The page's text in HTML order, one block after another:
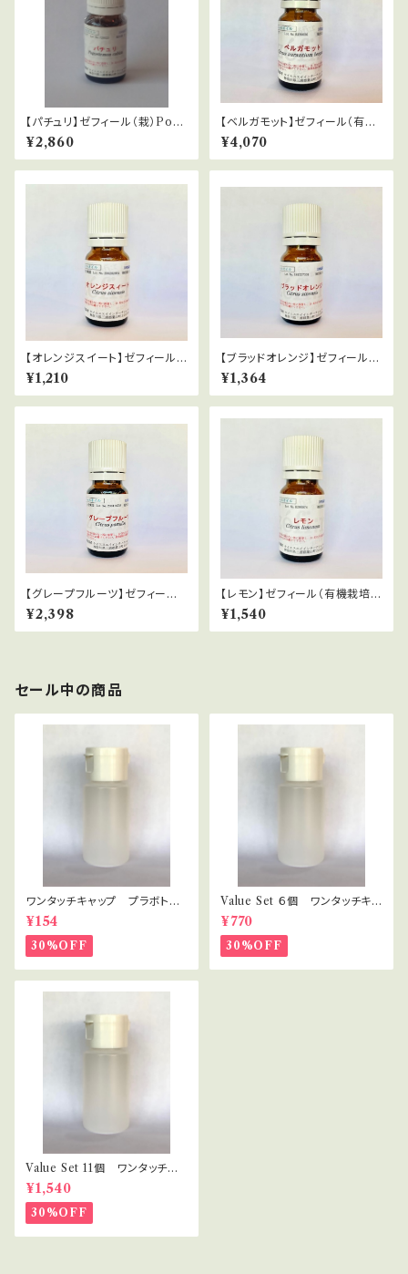
【パチュリ】ゼフィール（栽）Pog
ostemon coblin
¥2,860
【ベルガモット】ゼフィール（有機
栽培）citrus aurantum berga
mia
¥4,070
【オレンジスイート】ゼフィール
（有機栽培）Citrus sinensis
¥1,210
【ブラッドオレンジ】ゼフィール
（栽） Citrus sinensis
¥1,364
【グレープフルーツ】ゼフィール
（栽） Citrus paradisii
¥2,398
【レモン】ゼフィール（有機栽培）
Citrus limonum
¥1,540
セール中の商品
ワンタッチキャップ プラボト
ル 30ml
¥154
30%OFF
Value Set ６個 ワンタッチキャ
ップ プラボトル 30ml セラピ
スト・講座用
¥770
30%OFF
Value Set 11個 ワンタッチキ
ャップ プラボトル 30ml セラ
ピスト・講座用
¥1,540
30%OFF